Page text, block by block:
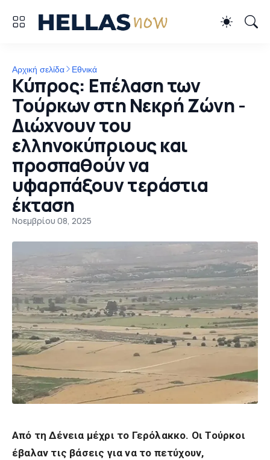
Αρχική σελίδα Εθνικά
Κύπρος: Επέλαση των
Τούρκων στη Νεκρή Ζώνη -
Διώχνουν του
ελληνοκύπριους και
προσπαθούν να
υφαρπάξουν τεράστια
έκταση
Νοεμβρίου 08, 2025
Από τη Δένεια μέχρι το Γερόλακκο. Οι Τούρκοι
έβαλαν τις βάσεις για να το πετύχουν,